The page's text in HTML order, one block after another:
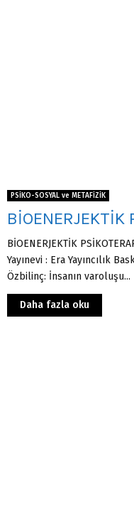
PSİKO-SOSYAL ve METAFİZİK
BİOENERJEKTİK
BİOENERJEKTİK
Yayınevi : Era Yayıncılık
Özbilinç: İnsanın varoluşu...
Daha fazla oku